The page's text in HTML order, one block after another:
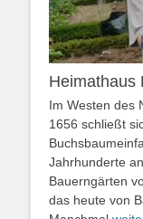
Heimathaus
Im Westen des
1656 schließt
Jahrhunderte
Bauerngärten
das heute von